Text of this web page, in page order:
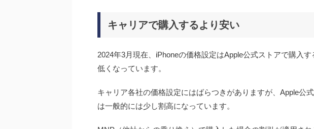
キャリアで購入するより安い
2024年3月現在、iPhoneの価格設定はApple公式ストアで購入
低くなっています。
キャリア各社の価格設定にはばらつきがありますが、Apple公
は一般的には少し割高になっています。